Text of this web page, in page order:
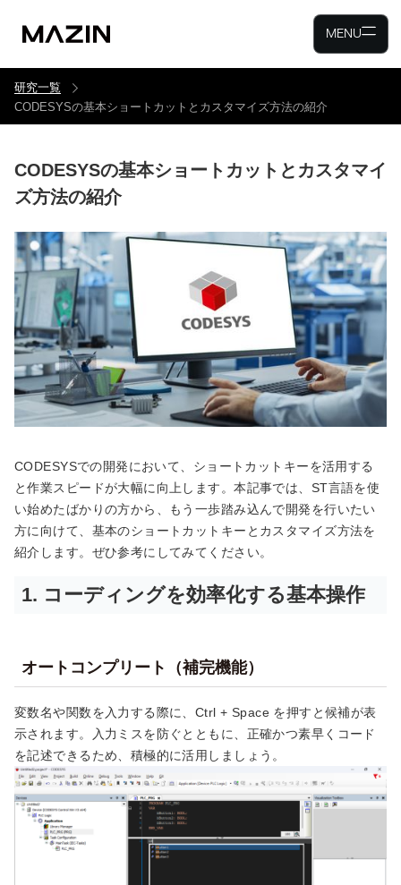
MENU
研究一覧
CODESYSの基本ショートカットとカスタマイズ方法の紹介
CODESYSの基本ショートカットとカスタマイ
ズ方法の紹介
CODESYSでの開発において、ショートカットキーを活用する
と作業スピードが大幅に向上します。本記事では、ST言語を使
い始めたばかりの方から、もう一歩踏み込んで開発を行いたい
方に向けて、基本のショートカットキーとカスタマイズ方法を
紹介します。ぜひ参考にしてみてください。
1. コーディングを効率化する基本操作
オートコンプリート（補完機能）
変数名や関数を入力する際に、Ctrl + Space を押すと候補が表
示されます。入力ミスを防ぐとともに、正確かつ素早くコード
を記述できるため、積極的に活用しましょう。